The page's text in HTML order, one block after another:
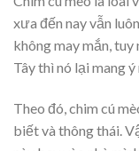
xưa đến nay vẫn
không may mắn,
Tây thì nó lại mang
Theo đó, chim cú
biết và thông thái.